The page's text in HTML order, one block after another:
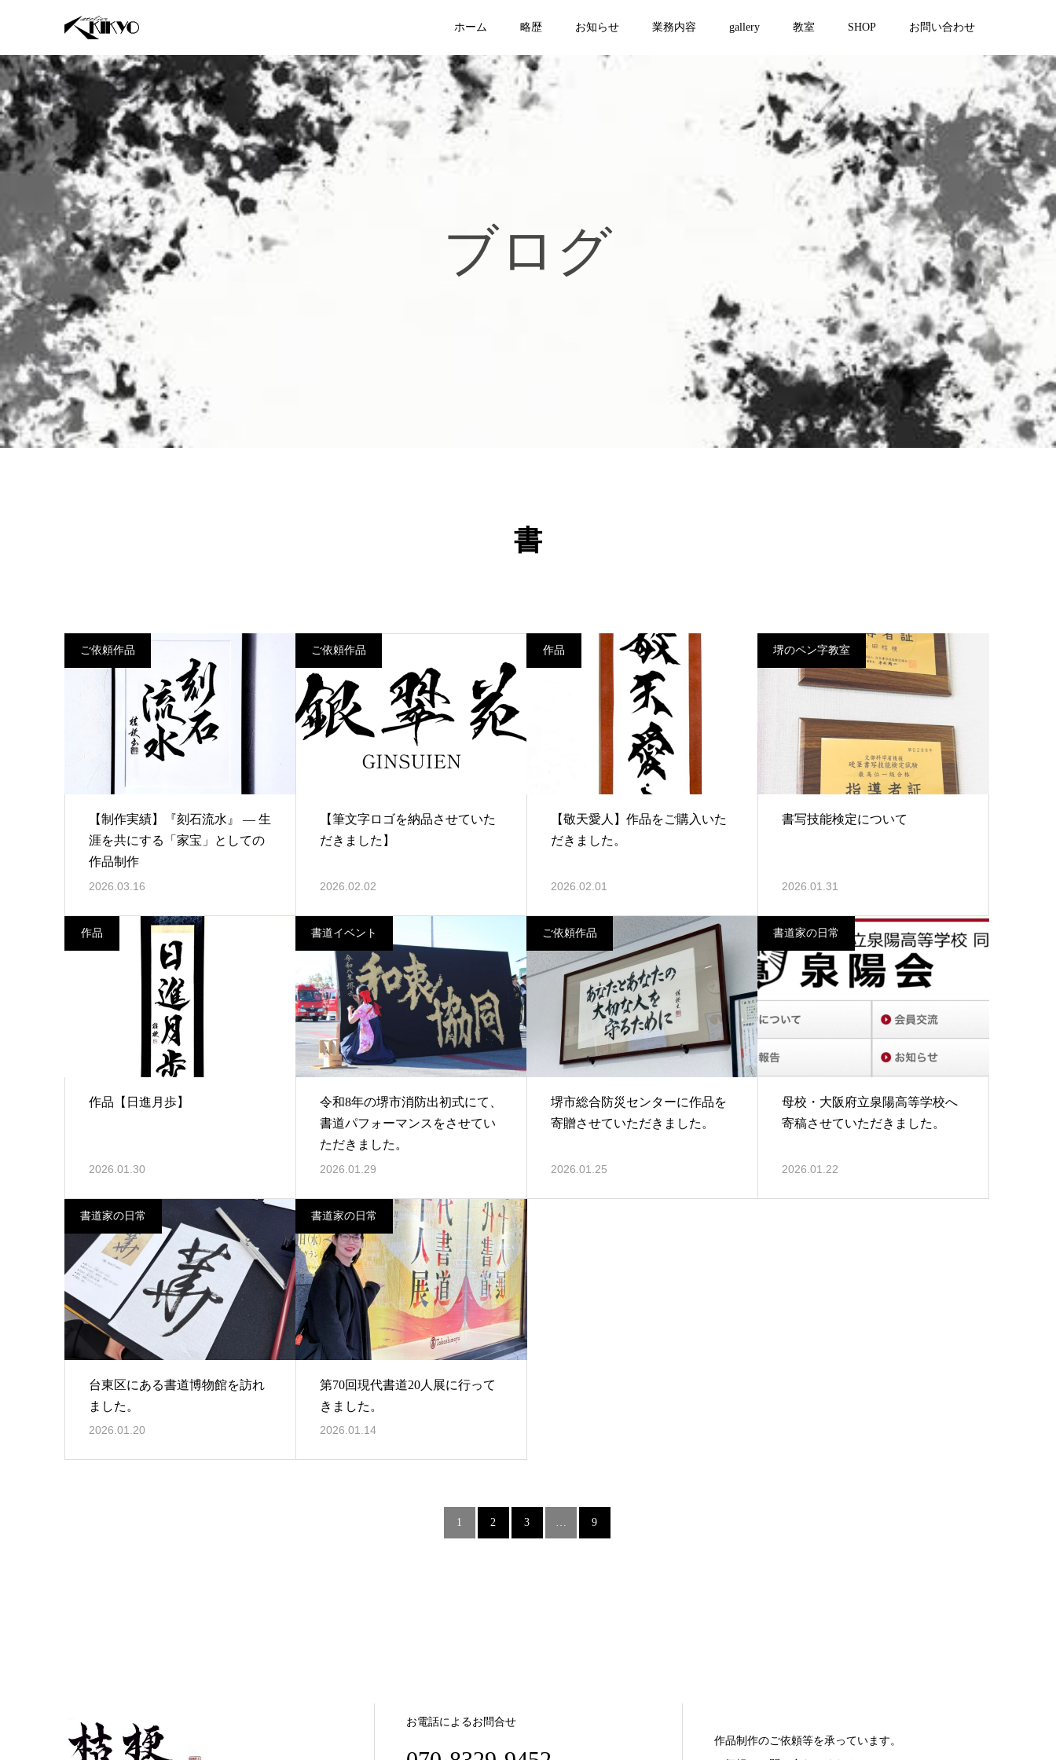
ホーム 略歴 お知らせ 業務内容 gallery 教室 SHOP お問い合わせ
ブログ
書
ご依頼作品
【制作実績】『刻石流水』 ― 生
涯を共にする「家宝」としての
作品制作
2026.03.16
ご依頼作品
【筆文字ロゴを納品させていた
だきました】
2026.02.02
作品
【敬天愛人】作品をご購入いた
だきました。
2026.02.01
堺のペン字教室
書写技能検定について
2026.01.31
作品
作品【日進月歩】
2026.01.30
書道イベント
令和8年の堺市消防出初式にて、
書道パフォーマンスをさせてい
ただきました。
2026.01.29
ご依頼作品
堺市総合防災センターに作品を
寄贈させていただきました。
2026.01.25
書道家の日常
母校・大阪府立泉陽高等学校へ
寄稿させていただきました。
2026.01.22
書道家の日常
台東区にある書道博物館を訪れ
ました。
2026.01.20
書道家の日常
第70回現代書道20人展に行って
きました。
2026.01.14
1 2 3 … 9
お電話によるお問合せ
作品制作のご依頼等を承っています。